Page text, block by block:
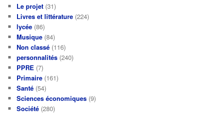
Le projet (31)
Livres et littérature (224)
lycée (86)
Musique (84)
Non classé (116)
personnalités (240)
PPRE (7)
Primaire (161)
Santé (54)
Sciences économiques (9)
Société (280)